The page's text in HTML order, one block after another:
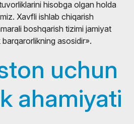
hisobga olgan holda
Xavfli ishlab chiqarish
boshqarish tizimi jamiyat
asosidir».
uchun
ahamiyati